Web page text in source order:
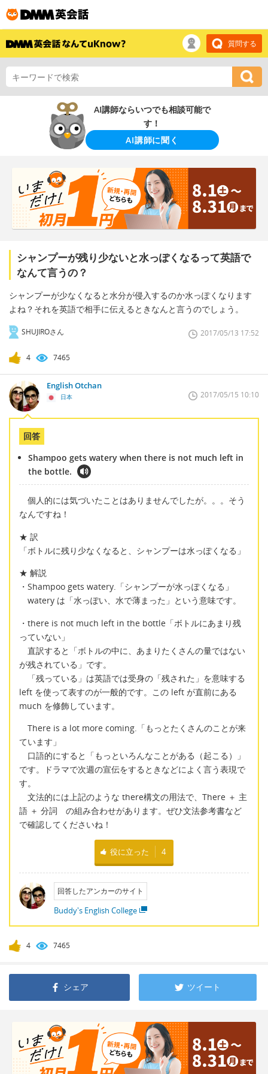
質問する
AI講師ならいつでも相談可能で
す！
AI講師に聞く
シャンプーが残り少ないと水っぽくなるって英語で
なんて言うの？
シャンプーが少なくなると水分が侵入するのか水っぽくなります
よね？それを英語で相手に伝えるときなんと言うのでしょう。
SHUJIROさん 2017/05/13 17:52
4 7465
English Otchan
日本 2017/05/15 10:10
回答
Shampoo gets watery when there is not much left in
the bottle.
個人的には気づいたことはありませんでしたが。。。そう
なんですね！
★ 訳
「ボトルに残り少なくなると、シャンプーは水っぽくなる」
★ 解説
・Shampoo gets watery.「シャンプーが水っぽくなる」
watery は「水っぽい、水で薄まった」という意味です。
・there is not much left in the bottle「ボトルにあまり残
っていない」
直訳すると「ボトルの中に、あまりたくさんの量ではない
が残されている」です。
「残っている」は英語では受身の「残された」を意味する
left を使って表すのが一般的です。この left が直前にある
much を修飾しています。
There is a lot more coming.「もっとたくさんのことが来
ています」
口語的にすると「もっといろんなことがある（起こる）」
です。ドラマで次週の宣伝をするときなどによく言う表現で
す。
文法的には上記のような there構文の用法で、There ＋ 主
語 ＋ 分詞 の組み合わせがあります。ぜひ文法参考書など
で確認してくださいね！
役に立った 4
回答したアンカーのサイト
Buddy's English College
4 7465
シェア ツイート